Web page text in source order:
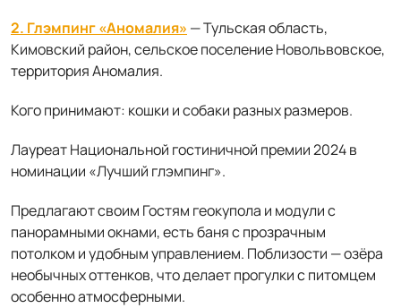
2. Глэмпинг «Аномалия» — Тульская область,
Кимовский район, сельское поселение Новольвовское,
территория Аномалия.
Кого принимают: кошки и собаки разных размеров.
Лауреат Национальной гостиничной премии 2024 в
номинации «Лучший глэмпинг».
Предлагают своим Гостям геокупола и модули с
панорамными окнами, есть баня с прозрачным
потолком и удобным управлением. Поблизости — озёра
необычных оттенков, что делает прогулки с питомцем
особенно атмосферными.